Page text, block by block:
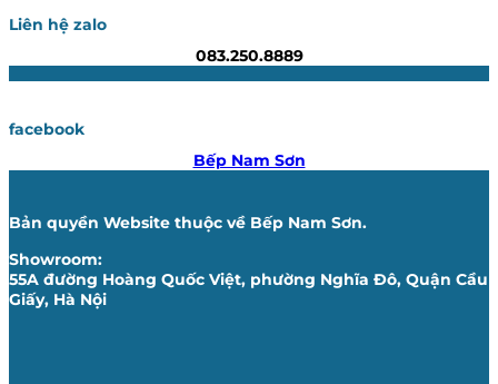
Liên hệ zalo
083.250.8889
facebook
Bếp Nam Sơn
Bản quyền Website thuộc về Bếp Nam Sơn.
Showroom:
55A đường Hoàng Quốc Việt, phường Nghĩa Đô, Quận Cầu
Giấy, Hà Nội